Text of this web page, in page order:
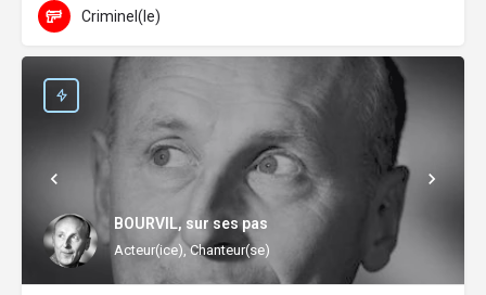
Criminel(le)
BOURVIL, sur ses pas
Acteur(ice), Chanteur(se)